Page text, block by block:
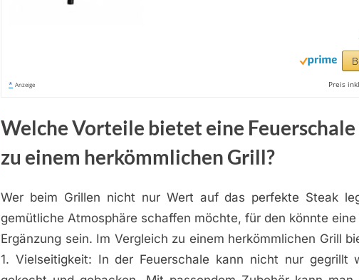
* Anzeige Preis
Welche Vorteile bietet eine
zu einem herkömmlichen Grill?
Wer beim Grillen nicht nur Wert auf das perfekte Steak
gemütliche Atmosphäre schaffen möchte, für den könnte
Ergänzung sein. Im Vergleich zu einem herkömmlichen Grill
1. Vielseitigkeit: In der Feuerschale kann nicht nur gegrillt